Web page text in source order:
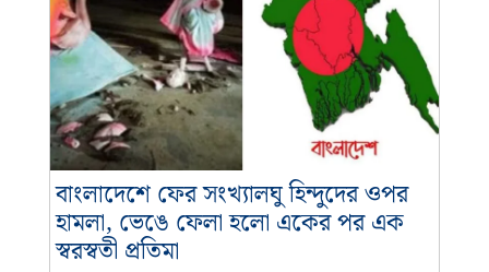
বাংলাদেশে ফের সংখ্যালঘু হিন্দুদের ওপর
হামলা, ভেঙে ফেলা হলো একের পর এক
স্বরস্বতী প্রতিমা